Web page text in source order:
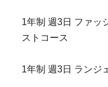
1年制 週3日 ファッ
ストコース
1年制 週3日 ランジ